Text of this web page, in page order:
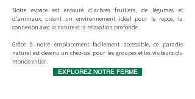
Notre espace est entouré d'arbres fruitiers, de légumes et
d'animaux, créant un environnement idéal pour le repos, la
connexion avec la nature et la relaxation profonde.
Grâce à notre emplacement facilement accessible, ce paradis
naturel est devenu un chez-soi pour les groupes et les visiteurs du
monde entier.
EXPLOREZ NOTRE FERME